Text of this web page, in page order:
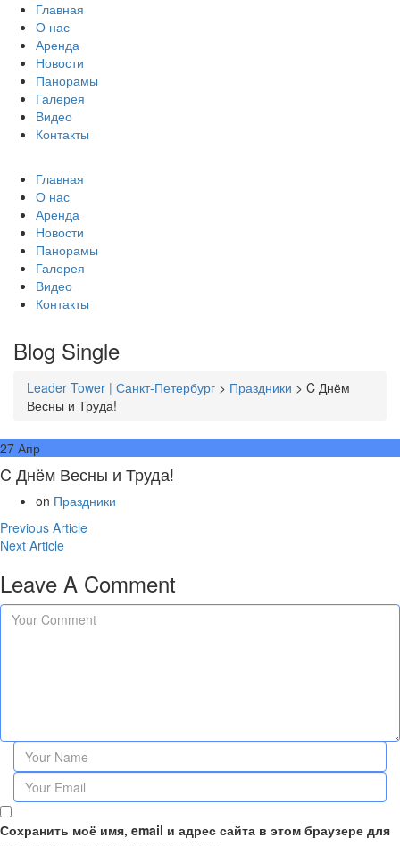
Главная
О нас
Аренда
Новости
Панорамы
Галерея
Видео
Контакты
Главная
О нас
Аренда
Новости
Панорамы
Галерея
Видео
Контакты
Blog Single
Leader Tower | Санкт-Петербург > Праздники > C Днём
Весны и Труда!
27 Апр
C Днём Весны и Труда!
on Праздники
Навигация
по
записям
Previous ArticlePrevious
Next ArticleNext
Leave A Comment
Сохранить моё имя, email и адрес сайта в этом браузере для